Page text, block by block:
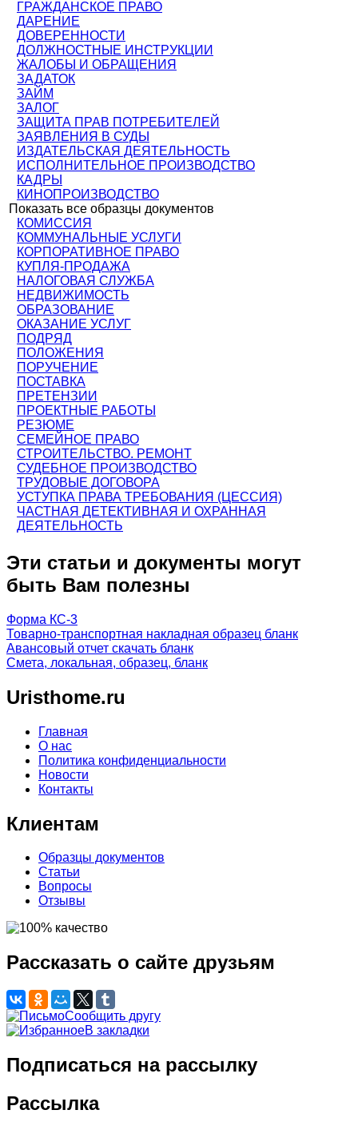
ГРАЖДАНСКОЕ ПРАВО
ДАРЕНИЕ
ДОВЕРЕННОСТИ
ДОЛЖНОСТНЫЕ ИНСТРУКЦИИ
ЖАЛОБЫ И ОБРАЩЕНИЯ
ЗАДАТОК
ЗАЙМ
ЗАЛОГ
ЗАЩИТА ПРАВ ПОТРЕБИТЕЛЕЙ
ЗАЯВЛЕНИЯ В СУДЫ
ИЗДАТЕЛЬСКАЯ ДЕЯТЕЛЬНОСТЬ
ИСПОЛНИТЕЛЬНОЕ ПРОИЗВОДСТВО
КАДРЫ
КИНОПРОИЗВОДСТВО
Показать все образцы документов
КОМИССИЯ
КОММУНАЛЬНЫЕ УСЛУГИ
КОРПОРАТИВНОЕ ПРАВО
КУПЛЯ-ПРОДАЖА
НАЛОГОВАЯ СЛУЖБА
НЕДВИЖИМОСТЬ
ОБРАЗОВАНИЕ
ОКАЗАНИЕ УСЛУГ
ПОДРЯД
ПОЛОЖЕНИЯ
ПОРУЧЕНИЕ
ПОСТАВКА
ПРЕТЕНЗИИ
ПРОЕКТНЫЕ РАБОТЫ
РЕЗЮМЕ
СЕМЕЙНОЕ ПРАВО
СТРОИТЕЛЬСТВО. РЕМОНТ
СУДЕБНОЕ ПРОИЗВОДСТВО
ТРУДОВЫЕ ДОГОВОРА
УСТУПКА ПРАВА ТРЕБОВАНИЯ (ЦЕССИЯ)
ЧАСТНАЯ ДЕТЕКТИВНАЯ И ОХРАННАЯ
ДЕЯТЕЛЬНОСТЬ
Эти статьи и документы могут
быть Вам полезны
Форма КС-3
Товарно-транспортная накладная образец бланк
Авансовый отчет скачать бланк
Смета, локальная, образец, бланк
Uristhome.ru
Главная
О нас
Политика конфиденциальности
Новости
Контакты
Клиентам
Образцы документов
Статьи
Вопросы
Отзывы
Рассказать о сайте друзьям
Сообщить другу
В закладки
Подписаться на рассылку
Рассылка